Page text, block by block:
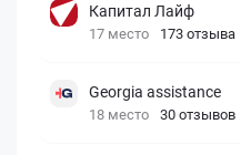
Капитал Лайф
17 место 173 отзыва
Georgia assistance
18 место 30 отзывов